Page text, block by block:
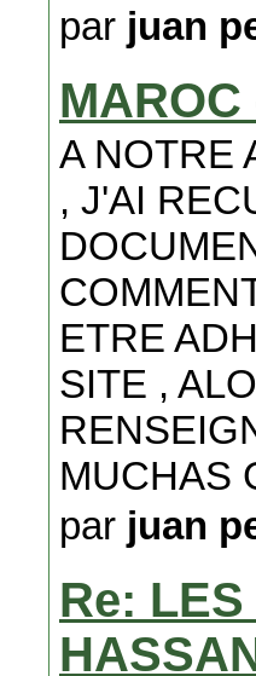
par juan
MAROC
A NOTRE
, J'AI
ETRE
SITE ,
MUCHAS
par juan
Re: